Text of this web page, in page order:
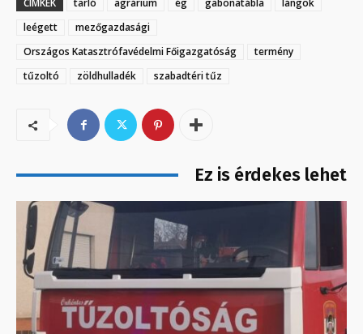
CÍMKÉK tarló agrárium ég gabonatábla
lángok
leégett
mezőgazdasági
Országos Katasztrófavédelmi Főigazgatóság
termény
tűzoltó
zöldhulladék szabadtéri tűz
Ez is érdekes lehet